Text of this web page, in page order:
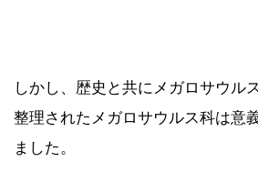
しかし、歴史と共にメガロサウル
整理されたメガロサウルス科は意
ました。